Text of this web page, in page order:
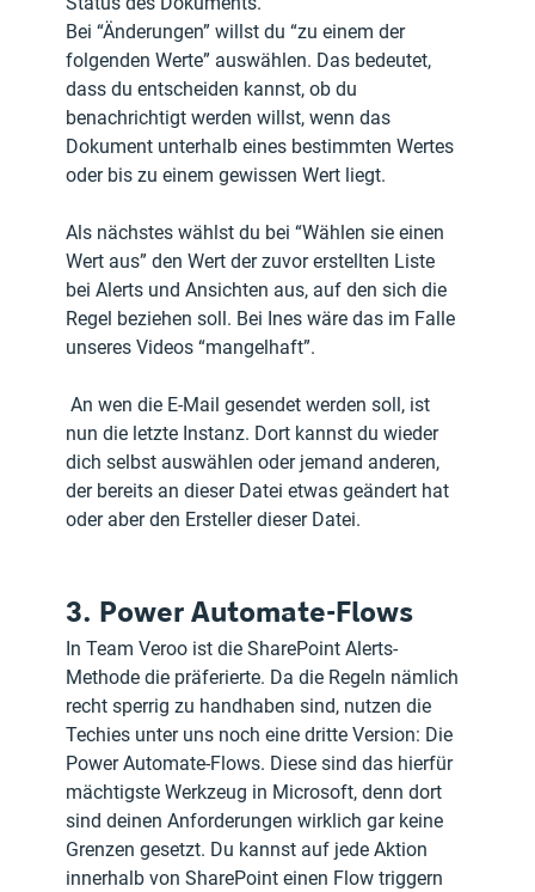
Bei “Änderungen” willst du “zu einem der
folgenden Werte” auswählen. Das bedeutet,
dass du entscheiden kannst, ob du
benachrichtigt werden willst, wenn das
Dokument unterhalb eines bestimmten Wertes
oder bis zu einem gewissen Wert liegt.
Als nächstes wählst du bei “Wählen sie einen
Wert aus” den Wert der zuvor erstellten Liste
bei Alerts und Ansichten aus, auf den sich die
Regel beziehen soll. Bei Ines wäre das im Falle
unseres Videos “mangelhaft”.
An wen die E-Mail gesendet werden soll, ist
nun die letzte Instanz. Dort kannst du wieder
dich selbst auswählen oder jemand anderen,
der bereits an dieser Datei etwas geändert hat
oder aber den Ersteller dieser Datei.
3. Power Automate-Flows
In Team Veroo ist die SharePoint Alerts-
Methode die präferierte. Da die Regeln nämlich
recht sperrig zu handhaben sind, nutzen die
Techies unter uns noch eine dritte Version: Die
Power Automate-Flows. Diese sind das hierfür
mächtigste Werkzeug in Microsoft, denn dort
sind deinen Anforderungen wirklich gar keine
Grenzen gesetzt. Du kannst auf jede Aktion
innerhalb von SharePoint einen Flow triggern